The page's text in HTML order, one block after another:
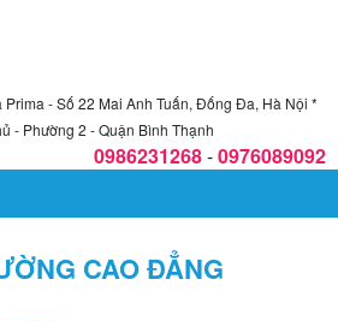
Prima - Số 22 Mai Anh Tuấn, Đống Đa, Hà Nội *
- Phường 2 - Quận Bình Thạnh
0986231268-0976089092
CAO ĐẲNG